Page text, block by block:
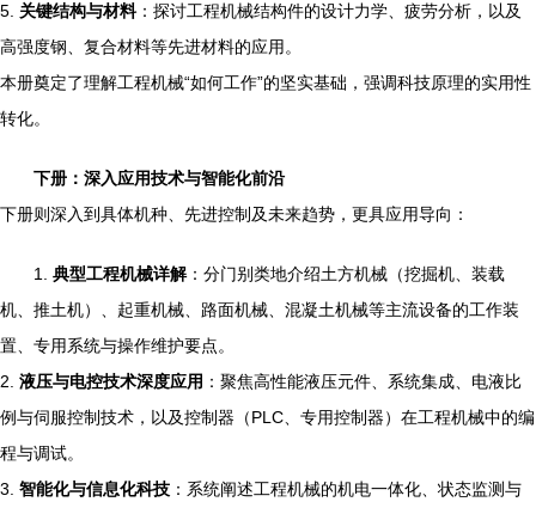
5. 关键结构与材料：探讨工程机械结构件的设计力学、疲劳分析，以及
高强度钢、复合材料等先进材料的应用。
本册奠定了理解工程机械“如何工作”的坚实基础，强调科技原理的实用性
转化。
下册：深入应用技术与智能化前沿
下册则深入到具体机种、先进控制及未来趋势，更具应用导向：
1. 典型工程机械详解：分门别类地介绍土方机械（挖掘机、装载
机、推土机）、起重机械、路面机械、混凝土机械等主流设备的工作装
置、专用系统与操作维护要点。
2. 液压与电控技术深度应用 ：聚焦高性能液压元件、系统集成、电液比
例与伺服控制技术，以及控制器（PLC、专用控制器）在工程机械中的编
程与调试。
3. 智能化与信息化科技 ：系统阐述工程机械的机电一体化、状态监测与